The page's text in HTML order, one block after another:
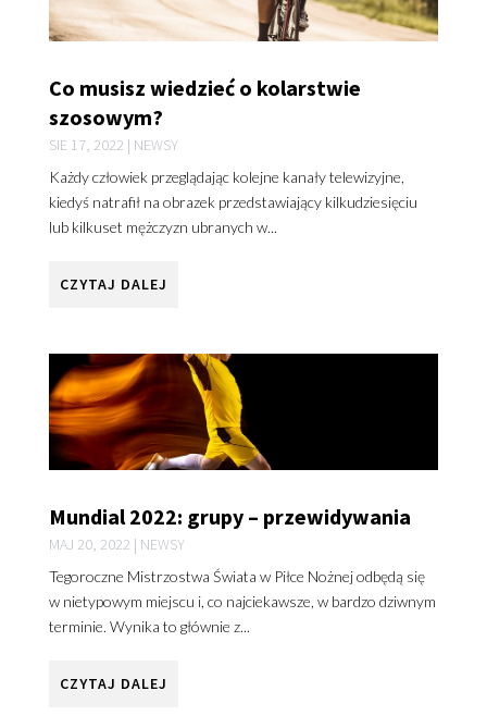
Co musisz wiedzieć o kolarstwie
szosowym?
SIE 17, 2022 | NEWSY
Każdy człowiek przeglądając kolejne kanały telewizyjne,
kiedyś natrafił na obrazek przedstawiający kilkudziesięciu
lub kilkuset mężczyzn ubranych w...
CZYTAJ DALEJ
Mundial 2022: grupy – przewidywania
MAJ 20, 2022 | NEWSY
Tegoroczne Mistrzostwa Świata w Piłce Nożnej odbędą się
w nietypowym miejscu i, co najciekawsze, w bardzo dziwnym
terminie. Wynika to głównie z...
CZYTAJ DALEJ